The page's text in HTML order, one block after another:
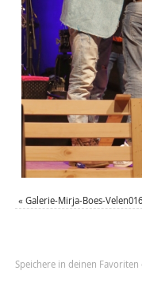
« Galerie-Mirja-Boes-
Speichere in deinen Favoriten